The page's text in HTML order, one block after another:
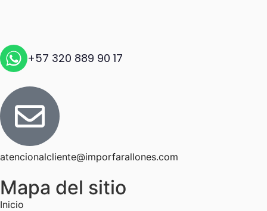
+57 320 889 90 17
atencionalcliente@imporfarallones.com
Mapa del sitio
Inicio